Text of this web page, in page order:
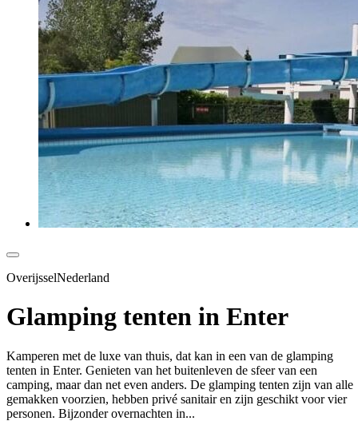
OverijsselNederland
Glamping tenten in Enter
Kamperen met de luxe van thuis, dat kan in een van de glamping
tenten in Enter. Genieten van het buitenleven de sfeer van een
camping, maar dan net even anders. De glamping tenten zijn van alle
gemakken voorzien, hebben privé sanitair en zijn geschikt voor vier
personen. Bijzonder overnachten in...